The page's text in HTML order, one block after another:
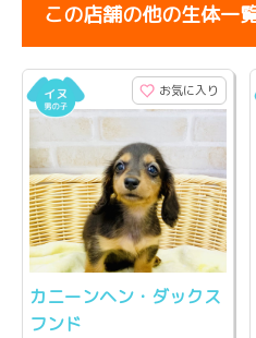
この店舗の他の生体一
お気に入り
カニーンヘン・ダックス
フンド